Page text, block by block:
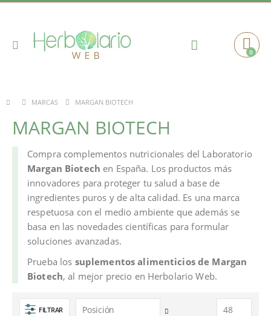
Toggle
Cart0
MARCAS MARGAN BIOTECH
MARGAN BIOTECH
Compra complementos nutricionales del Laboratorio
Margan Biotech en España. Los productos más
innovadores para proteger tu salud a base de
ingredientes puros y de alta calidad. Es una marca
respetuosa con el medio ambiente que además se
basa en las novedades científicas para formular
soluciones avanzadas.
Prueba los suplementos alimenticios de Margan
Biotech, al mejor precio en Herbolario Web.
FILTRAR
Fijar